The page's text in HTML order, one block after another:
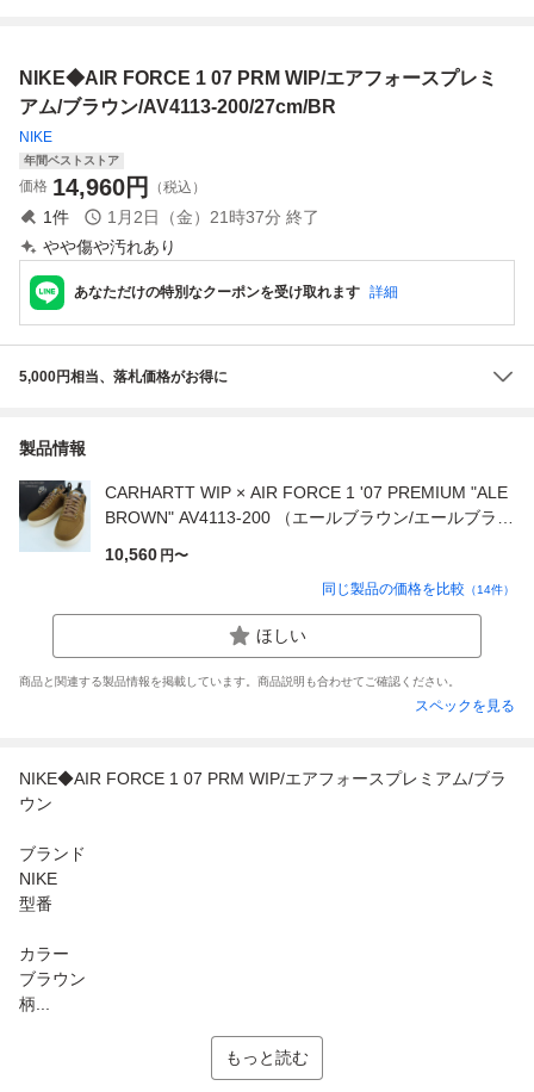
NIKE◆AIR FORCE 1 07 PRM WIP/エアフォースプレミ
アム/ブラウン/AV4113-200/27cm/BR
NIKE
年間ベストストア
価格 14,960円 （税込）
1件 1月2日（金）21時37分 終了
やや傷や汚れあり
あなただけの特別なクーポンを受け取れます 詳細
5,000円相当、落札価格がお得に
製品情報
CARHARTT WIP × AIR FORCE 1 '07 PREMIUM "ALE
BROWN" AV4113-200 （エールブラウン/エールブラウ
10,560 円〜
同じ製品の価格を比較 （14件）
ほしい
商品と関連する製品情報を掲載しています。商品説明も合わせてご確認ください。
スペックを見る
NIKE◆AIR FORCE 1 07 PRM WIP/エアフォースプレミアム/ブラ
ウン
ブランド
NIKE
型番
カラー
ブラウン
柄...
もっと読む